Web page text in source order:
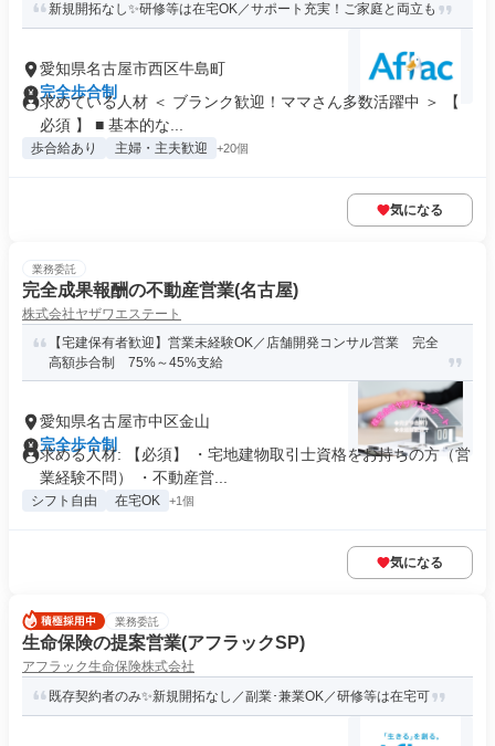
新規開拓なし✨研修等は在宅OK／サポート充実！ご家庭と両立も
愛知県名古屋市西区牛島町
完全歩合制
求めている人材 ＜ ブランク歓迎！ママさん多数活躍中 ＞ 【
必須 】 ■ 基本的な...
歩合給あり 主婦・主夫歓迎 +20個
気になる
業務委託
完全成果報酬の不動産営業(名古屋)
株式会社ヤザワエステート
【宅建保有者歓迎】営業未経験OK／店舗開発コンサル営業 完全
高額歩合制 75%～45%支給
愛知県名古屋市中区金山
完全歩合制
求める人材: 【必須】 ・宅地建物取引士資格をお持ちの方（営
業経験不問） ・不動産営...
シフト自由 在宅OK +1個
気になる
業務委託
生命保険の提案営業(アフラックSP)
アフラック生命保険株式会社
既存契約者のみ✨新規開拓なし／副業･兼業OK／研修等は在宅可